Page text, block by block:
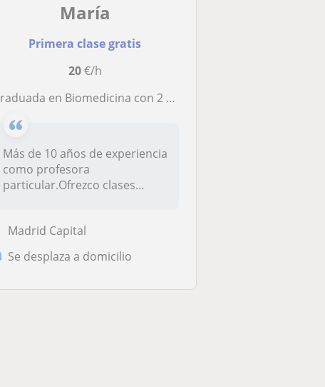
María
Primera clase gratis
20€/h
Graduada en Biomedicina con 2 Másters especializados. Ofrezco clases de Biociencias para alumnado de ESO, FP, Bachillerato, Universidad
Más de 10 años de experiencia
como profesora
particular.Ofrezco clases
Madrid Capital
Se desplaza a domicilio